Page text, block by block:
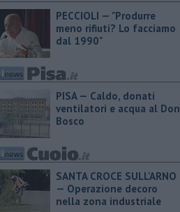
PECCIOLI — "Produrre
meno rifiuti? Lo facciamo
dal 1990"
PISA — Caldo, donati
ventilatori e acqua al Don
Bosco
SANTA CROCE SULL'ARNO
— Operazione decoro
nella zona industriale